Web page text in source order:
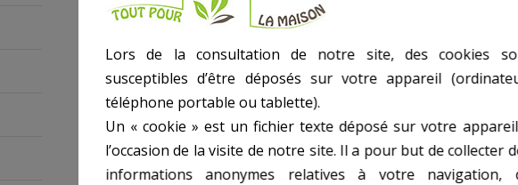
Lors de la consultation de notre site, des cookies
susceptibles d’être déposés sur votre appareil
téléphone portable ou tablette).
Un « cookie » est un fichier texte déposé sur votre
l’occasion de la visite de notre site. Il a pour but de collecter
informations anonymes relatives à votre navigation,